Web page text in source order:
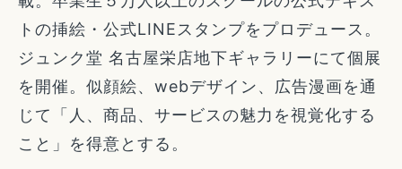
トの挿絵・公式LINEスタンプをプロデュース。
ジュンク堂 名古屋栄店地下ギャラリーにて個展
を開催。似顔絵、webデザイン、広告漫画を通
じて「人、商品、サービスの魅力を視覚化する
こと」を得意とする。